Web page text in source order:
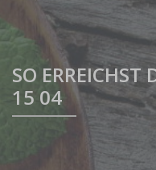
SO
15 04